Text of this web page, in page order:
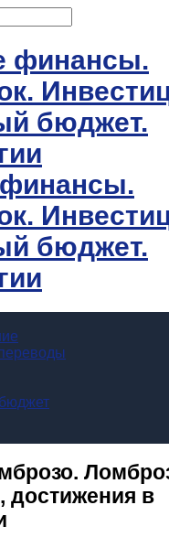
бюджет.
достижения в